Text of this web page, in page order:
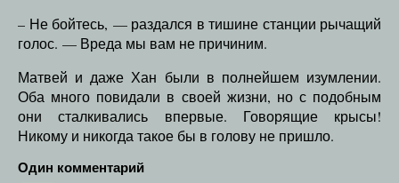
– Не бойтесь, — раздался в тишине станции рычащий
голос. — Вреда мы вам не причиним.
Матвей и даже Хан были в полнейшем изумлении.
Оба много повидали в своей жизни, но с подобным
они сталкивались впервые. Говорящие крысы!
Никому и никогда такое бы в голову не пришло.
Один комментарий